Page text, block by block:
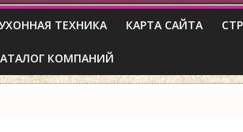
ТЕХНИКА КАРТА САЙТА
КОМПАНИЙ